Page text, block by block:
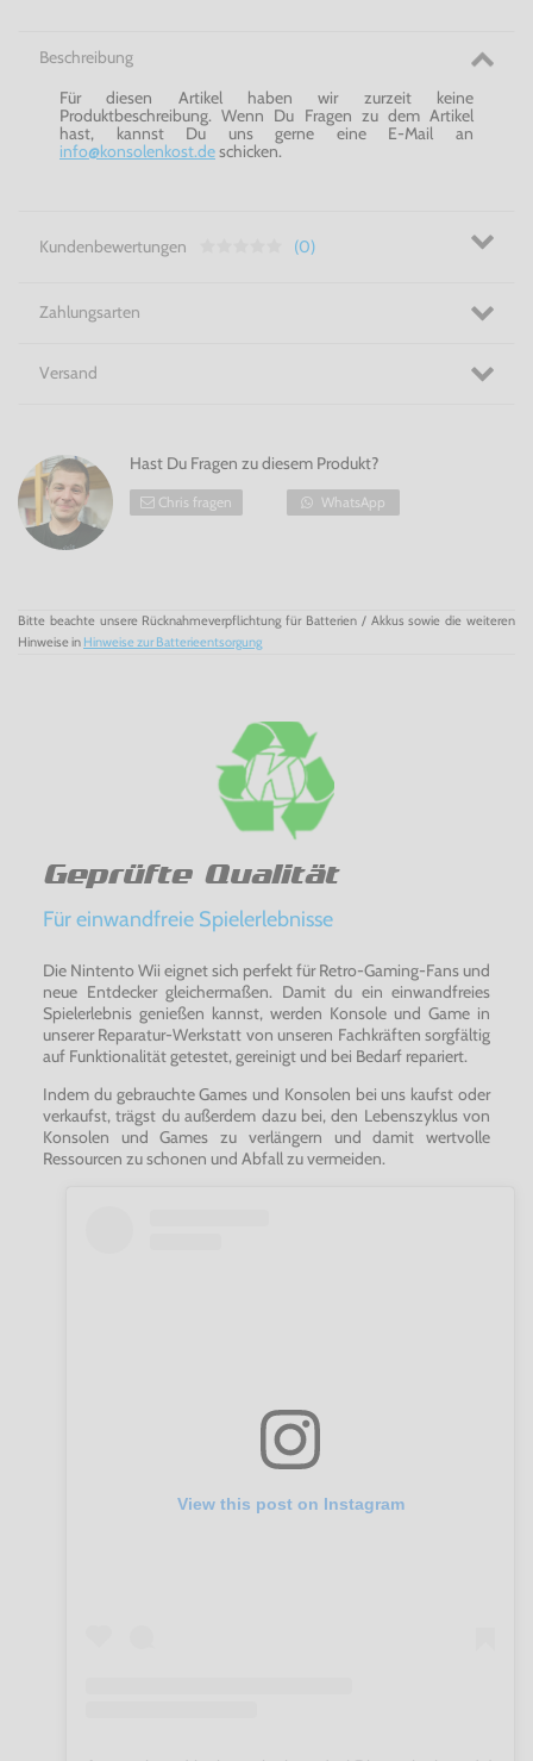
Beschreibung
Für diesen Artikel haben wir zurzeit keine
Produktbeschreibung. Wenn Du Fragen zu dem Artikel
hast, kannst Du uns gerne eine E-Mail an
info@konsolenkost.deschicken.
Kundenbewertungen (0)
Zahlungsarten
Versand
Hast Du Fragen zu diesem Produkt?
Chris fragen WhatsApp
Bitte beachte unsere Rücknahmeverpflichtung für Batterien / Akkus sowie die weiteren
Hinweise in Hinweise zur Batterieentsorgung
Geprüfte Qualität
Für einwandfreie Spielerlebnisse
Die Nintento Wii eignet sich perfekt für Retro-Gaming-Fans und
neue Entdecker gleichermaßen. Damit du ein einwandfreies
Spielerlebnis genießen kannst, werden Konsole und Game in
unserer Reparatur-Werkstatt von unseren Fachkräften sorgfältig
auf Funktionalität getestet, gereinigt und bei Bedarf repariert.
Indem du gebrauchte Games und Konsolen bei uns kaufst oder
verkaufst, trägst du außerdem dazu bei, den Lebenszyklus von
Konsolen und Games zu verlängern und damit wertvolle
Ressourcen zu schonen und Abfall zu vermeiden.
View this post on Instagram